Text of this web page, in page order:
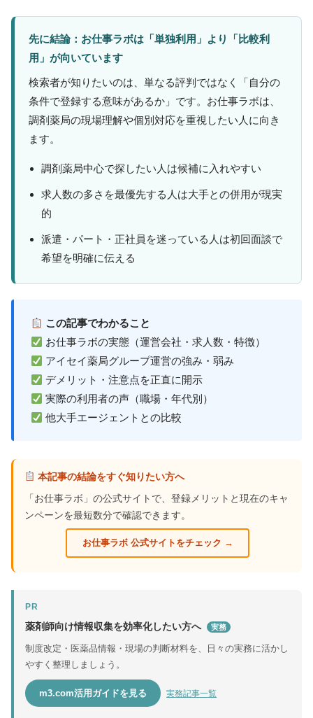
先に結論：お仕事ラボは「単独利用」より「比較利
用」が向いています
検索者が知りたいのは、単なる評判ではなく「自分の
条件で登録する意味があるか」です。お仕事ラボは、
調剤薬局の現場理解や個別対応を重視したい人に向き
ます。
調剤薬局中心で探したい人は候補に入れやすい
求人数の多さを最優先する人は大手との併用が現実
的
派遣・パート・正社員を迷っている人は初回面談で
希望を明確に伝える
この記事でわかること
お仕事ラボの実態（運営会社・求人数・特徴）
アイセイ薬局グループ運営の強み・弱み
デメリット・注意点を正直に開示
実際の利用者の声（職場・年代別）
他大手エージェントとの比較
本記事の結論をすぐ知りたい方へ
「お仕事ラボ」の公式サイトで、登録メリットと現在のキャ
ンペーンを最短数分で確認できます。
お仕事ラボ 公式サイトをチェック →
PR
薬剤師向け情報収集を効率化したい方へ 実務
制度改定・医薬品情報・現場の判断材料を、日々の実務に活かし
やすく整理しましょう。
m3.com活用ガイドを見る 実務記事一覧